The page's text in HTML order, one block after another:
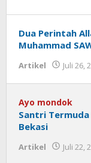
Dua Perintah
Muhammad
Artikel Juli 26,
Ayo mondok
Santri Termuda
Bekasi
Artikel Juli 22,